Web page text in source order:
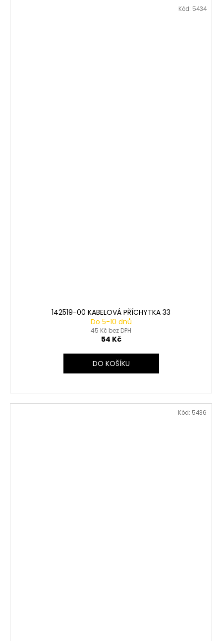
142519-00 KABELOVÁ PŘÍCHYTKA 33
Do 5-10 dnů
45 Kč bez DPH
54 Kč
DO KOŠÍKU
Kód: 5434
Kód: 5436